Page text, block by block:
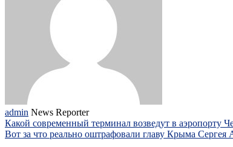
admin News Reporter
Какой современный терминал возведут в аэропорту
Вот за что реально оштрафовали главу Крыма Сергея